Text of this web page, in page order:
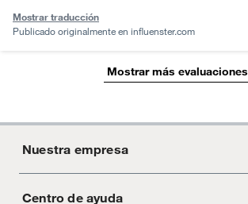
Mostrar traducción
Publicado originalmente en influenster.com
Mostrar más evaluaciones
Nuestra empresa
Acerca de Crate
Centro de ayuda